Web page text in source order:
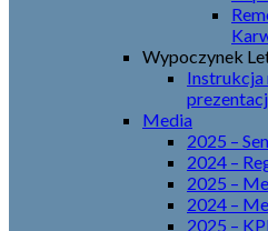
Wypoczynek
Instrukcja
Media
2025 –
2024 –
2025 –
2024 –
2025 –